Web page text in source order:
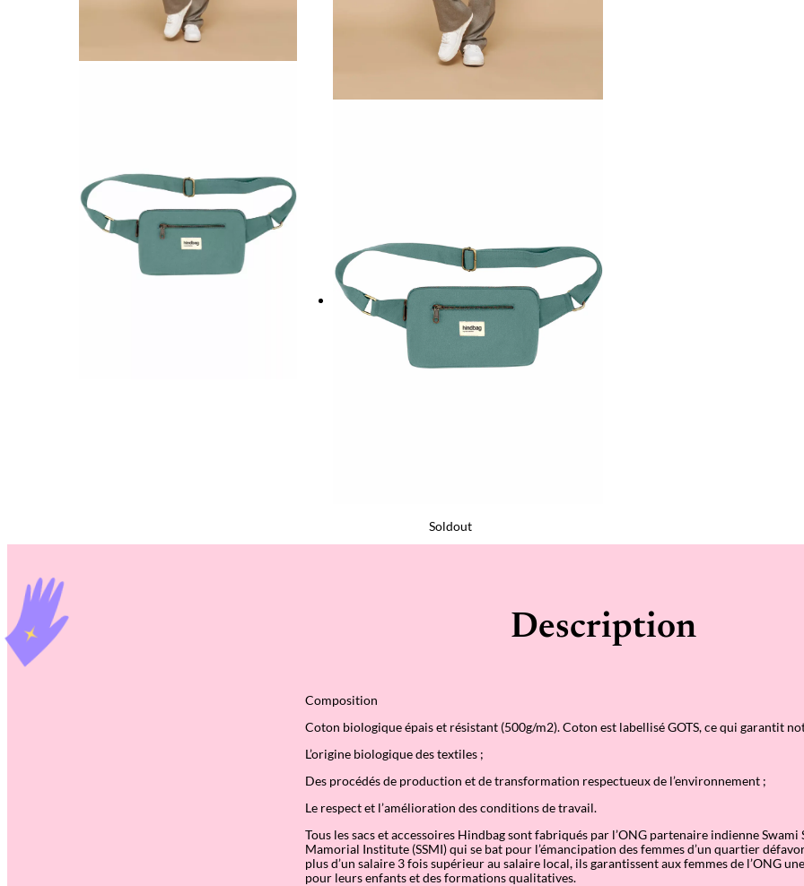
Soldout
Description
Composition
Coton biologique épais et résistant (500g/m2). Coton est labellisé GOTS, ce qui garantit
L’origine biologique des textiles ;
Des procédés de production et de transformation respectueux de l’environnement ;
Le respect et l’amélioration des conditions de travail.
Tous les sacs et accessoires Hindbag sont fabriqués par l’ONG partenaire indienne Swami
Mamorial Institute (SSMI) qui se bat pour l’émancipation des femmes d’un quartier
plus d’un salaire 3 fois supérieur au salaire local, ils garantissent aux femmes de l’ONG
pour leurs enfants et des formations qualitatives.